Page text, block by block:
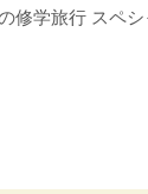
学旅行 スペシ